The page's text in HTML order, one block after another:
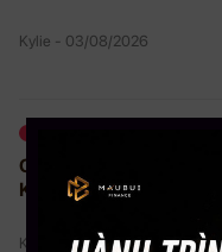
Kylie - 03/08/2026
GIÁ DẦU GIẢM HƠN
KẾ HOẠCH TẤN CÔNG
Kylie - 02/08/2026